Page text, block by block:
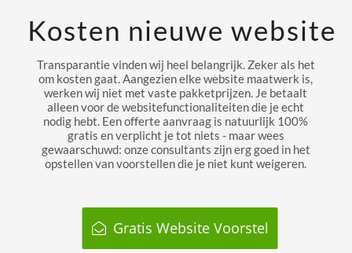
Kosten nieuwe website
Transparantie vinden wij heel belangrijk. Zeker als het
om kosten gaat. Aangezien elke website maatwerk is,
werken wij niet met vaste pakketprijzen. Je betaalt
alleen voor de websitefunctionaliteiten die je echt
nodig hebt. Een offerte aanvraag is natuurlijk 100%
gratis en verplicht je tot niets - maar wees
gewaarschuwd: onze consultants zijn erg goed in het
opstellen van voorstellen die je niet kunt weigeren.
Gratis Website Voorstel